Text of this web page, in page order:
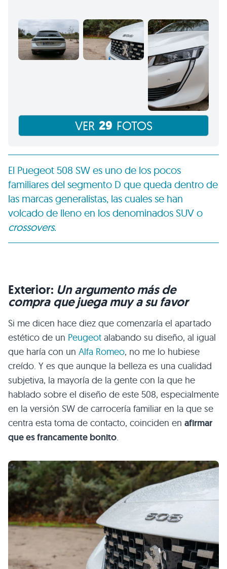
VER 29 FOTOS
El Puegeot 508 SW es uno de los pocos
familiares del segmento D que queda dentro de
las marcas generalistas, las cuales se han
volcado de lleno en los denominados SUV o
crossovers.
Exterior: Un argumento más de
compra que juega muy a su favor
Si me dicen hace diez que comenzaría el apartado
estético de un Peugeot alabando su diseño, al igual
que haría con un Alfa Romeo, no me lo hubiese
creído. Y es que aunque la belleza es una cualidad
subjetiva, la mayoría de la gente con la que he
hablado sobre el diseño de este 508, especialmente
en la versión SW de carrocería familiar en la que se
centra esta toma de contacto, coinciden en afirmar
que es francamente bonito